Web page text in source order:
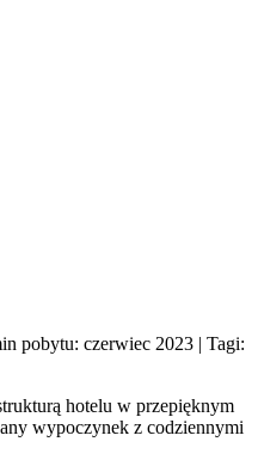
pobytu: czerwiec 2023 | Tagi:
hotelu w przepięknym
wypoczynek z codziennymi